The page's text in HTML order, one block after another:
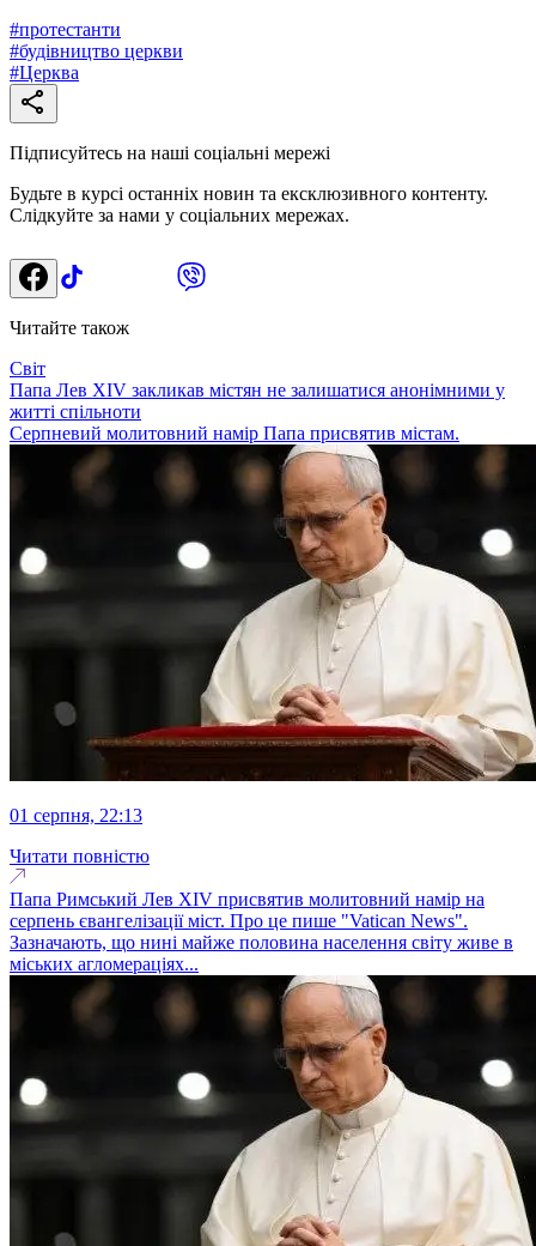
#протестанти
#будівництво церкви
#Церква
Підписуйтесь на наші соціальні мережі
Будьте в курсі останніх новин та ексклюзивного контенту.
Слідкуйте за нами у соціальних мережах.
Читайте також
Світ
Папа Лев XIV закликав містян не залишатися анонімними у
житті спільноти
Серпневий молитовний намір Папа присвятив містам.
01 серпня, 22:13
Читати повністю
Папа Римський Лев XIV присвятив молитовний намір на
серпень євангелізації міст. Про це пише "Vatican News".
Зазначають, що нині майже половина населення світу живе в
міських агломераціях...